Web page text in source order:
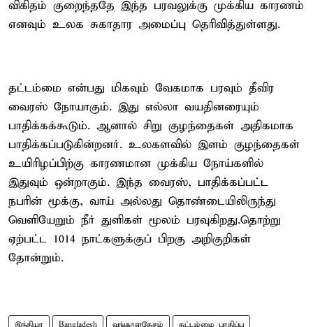
விகிதம் குறைந்ததே இந்த பரவலுக்கு முக்கிய காரணம்
எனவும் உலக சுகாதார அமைப்பு தெரிவித்துள்ளது.
தட்டம்மை என்பது மிகவும் வேகமாக பரவும் தீவிர
வைரஸ் நோயாகும். இது எல்லா வயதினரையும்
பாதிக்கக்கூடும். ஆனால் சிறு குழந்தைகள் அதிகமாக
பாதிக்கப்படுகின்றனர். உலகளவில் இளம் குழந்தைகள்
உயிரிழப்பிற்கு காரணமான முக்கிய நோய்களில்
இதுவும் ஒன்றாகும். இந்த வைரஸ், பாதிக்கப்பட்ட
நபரின் மூக்கு, வாய் அல்லது தொண்டையிலிருந்து
வெளியேறும் நீர் துளிகள் மூலம் பரவுகிறது.தொற்று
ஏற்பட்ட 10–14 நாட்களுக்குப் பிறகு அறிகுறிகள்
தோன்றும்.
இந்தியா Bangladesh வங்காளதேசம் தட்டம்மை பாதிப்பு